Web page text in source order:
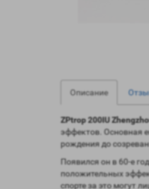
Описание
ZPtrop 200IU
эффектов. Основная
рождения до
Появился он в 60-е
положительных
спорте за это могут